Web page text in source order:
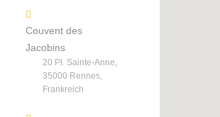
Couvent des
Jacobins
20 Pl. Sainte-Anne,
35000 Rennes,
Frankreich